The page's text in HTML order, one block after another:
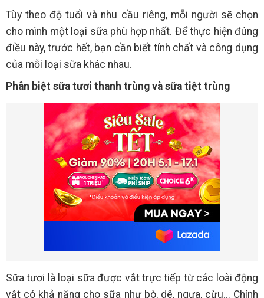
Tùy theo độ tuổi và nhu cầu riêng, mỗi người sẽ chọn
cho mình một loại sữa phù hợp nhất. Để thực hiện đúng
điều này, trước hết, bạn cần biết tính chất và công dụng
của mỗi loại sữa khác nhau.
Phân biệt sữa tươi thanh trùng và sữa tiệt trùng
Sữa tươi là loại sữa được vắt trực tiếp từ các loài động
vật có khả năng cho sữa như bò, dê, ngựa, cừu... Chính